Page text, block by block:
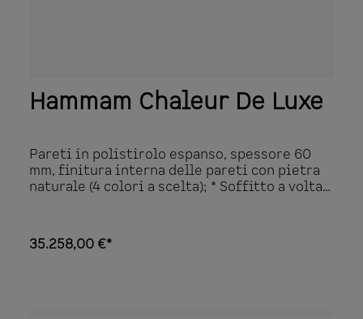
Hammam Chaleur De Luxe
Pareti in polistirolo espanso, spessore 60
mm, finitura interna delle pareti con pietra
naturale (4 colori a scelta); * Soffitto a volta
decorativo; Panche in polistirolo espanso:
superficie di seduta piatta, lati frontali
35.258,00 €*